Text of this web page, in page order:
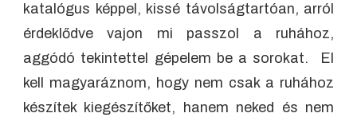
katalógus képpel, kissé távolságtartóan, arról
érdeklődve vajon mi passzol a ruhához,
aggódó tekintettel gépelem be a sorokat. El
kell magyaráznom, hogy nem csak a ruhához
készítek kiegészítőket, hanem neked és nem